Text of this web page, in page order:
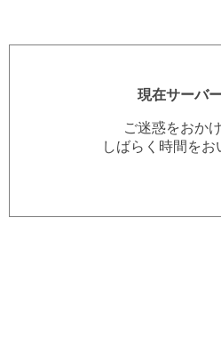
現在サーバ
ご迷惑をおか
しばらく時間を